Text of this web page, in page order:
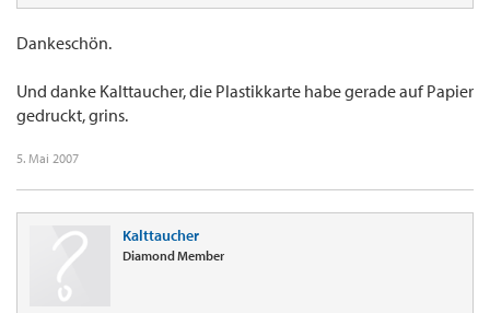
Dankeschön.
Und danke Kalttaucher, die Plastikkarte habe gerade auf Papier
gedruckt, grins.
5. Mai 2007
Kalttaucher
Diamond Member